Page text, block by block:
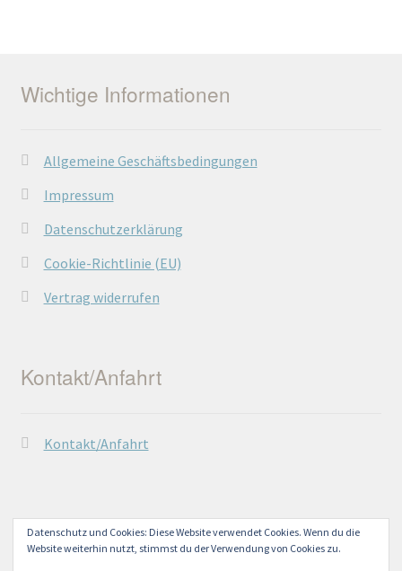
Datenschutz und Cookies: Diese Website verwendet Cookies. Wenn du die
Website weiterhin nutzt, stimmst du der Verwendung von Cookies zu.
Wichtige Informationen
Allgemeine Geschäftsbedingungen
Impressum
Datenschutzerklärung
Cookie-Richtlinie (EU)
Vertrag widerrufen
Kontakt/Anfahrt
Kontakt/Anfahrt
© Lechtaler Naturwerkstatt 2026